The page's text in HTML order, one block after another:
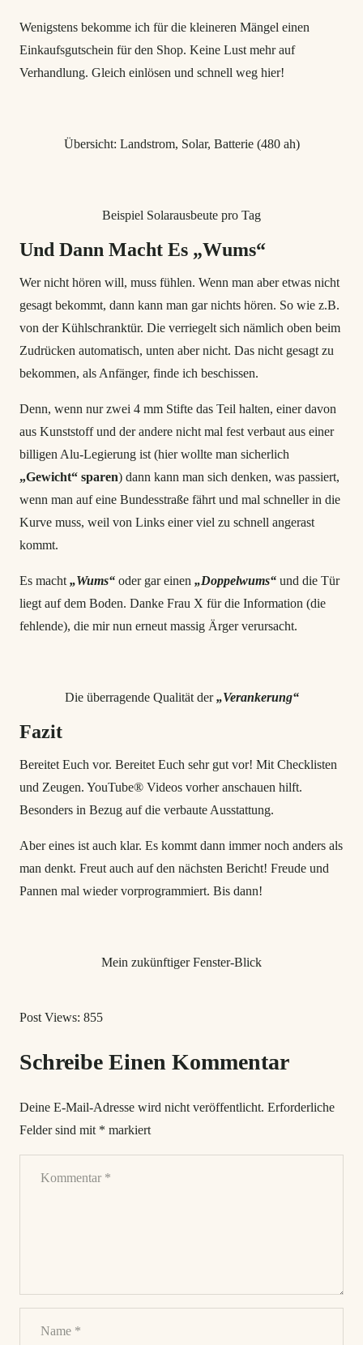
Wenigstens bekomme ich für die kleineren Mängel einen
Einkaufsgutschein für den Shop. Keine Lust mehr auf
Verhandlung. Gleich einlösen und schnell weg hier!
Übersicht: Landstrom, Solar, Batterie (480 ah)
Beispiel Solarausbeute pro Tag
Und Dann Macht Es „Wums“
Wer nicht hören will, muss fühlen. Wenn man aber etwas nicht
gesagt bekommt, dann kann man gar nichts hören. So wie z.B.
von der Kühlschranktür. Die verriegelt sich nämlich oben beim
Zudrücken automatisch, unten aber nicht. Das nicht gesagt zu
bekommen, als Anfänger, finde ich beschissen.
Denn, wenn nur zwei 4 mm Stifte das Teil halten, einer davon
aus Kunststoff und der andere nicht mal fest verbaut aus einer
billigen Alu-Legierung ist (hier wollte man sicherlich
„Gewicht“ sparen) dann kann man sich denken, was passiert,
wenn man auf eine Bundesstraße fährt und mal schneller in die
Kurve muss, weil von Links einer viel zu schnell angerast
kommt.
Es macht „Wums“ oder gar einen „Doppelwums“ und die Tür
liegt auf dem Boden. Danke Frau X für die Information (die
fehlende), die mir nun erneut massig Ärger verursacht.
Die überragende Qualität der„Verankerung“
Fazit
Bereitet Euch vor. Bereitet Euch sehr gut vor! Mit Checklisten
und Zeugen. YouTube® Videos vorher anschauen hilft.
Besonders in Bezug auf die verbaute Ausstattung.
Aber eines ist auch klar. Es kommt dann immer noch anders als
man denkt. Freut auch auf den nächsten Bericht! Freude und
Pannen mal wieder vorprogrammiert. Bis dann!
Mein zukünftiger Fenster-Blick
Post Views: 855
Schreibe Einen Kommentar
Deine E-Mail-Adresse wird nicht veröffentlicht. Erforderliche
Felder sind mit * markiert